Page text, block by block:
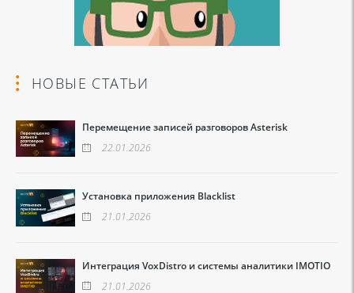
НОВЫЕ СТАТЬИ
Перемещение записей разговоров Asterisk
22.01.2026
Установка приложения Blacklist
21.01.2026
Интеграция VoxDistro и системы аналитики IMOTIO
21.01.2026